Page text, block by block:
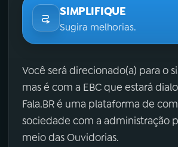
SIMPLIFIQUE
Sugira melhorias.
Você será direcionado(a) para o
mas é com a EBC que estará
Fala.BR é uma plataforma de
sociedade com a administração
meio das Ouvidorias.